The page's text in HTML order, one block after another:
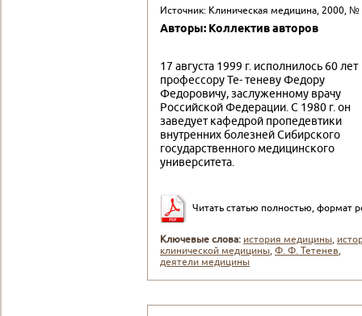
Источник: Клиническая медицина, 2000, №
Авторы: Коллектив авторов
17 августа 1999 г. исполнилось 60 лет
профессору Те- теневу Федору
Федоровичу, заслуженному врачу
Россий­ской Федерации. С 1980 г. он
заведует кафедрой пропе­девтики
внутренних болезней Сибирского
государствен­ного медицинского
университета.
Читать статью полностью, формат
Ключевые слова: история медицины,
клинической медицины,Ф. Ф. Тетенев,
деятели медицины